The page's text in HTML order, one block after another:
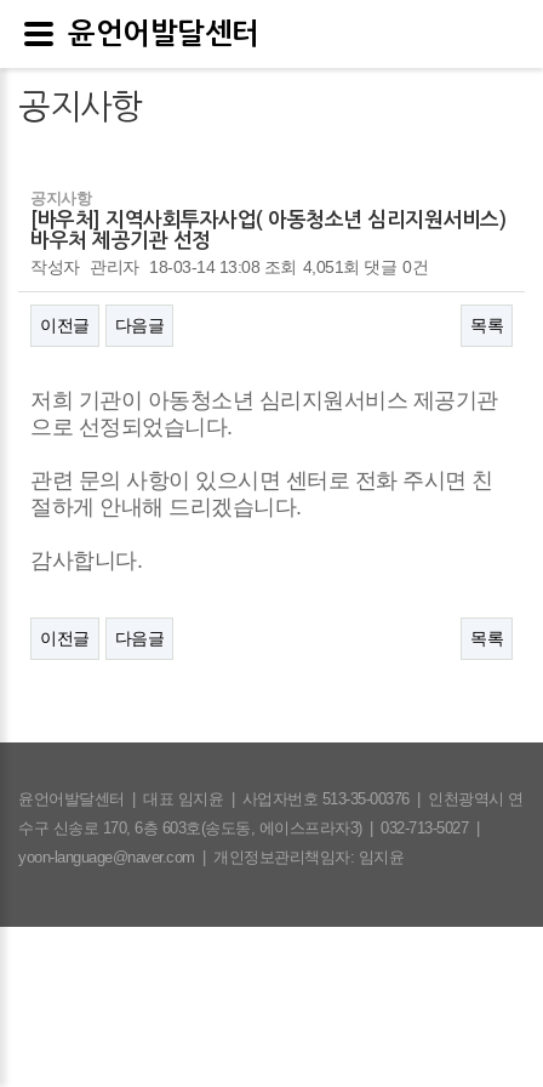
공지사항
공지사항
[바우처] 지역사회투자사업( 아동청소년 심리지원서비스)
바우처 제공기관 선정
작성자 관리자 18-03-14 13:08 조회 4,051회 댓글 0건
이전글 다음글 목록
본문
저희 기관이 아동청소년 심리지원서비스 제공기관
으로 선정되었습니다.
관련 문의 사항이 있으시면 센터로 전화 주시면 친
절하게 안내해 드리겠습니다.
감사합니다.
이전글 다음글 목록
윤언어발달센터 대표 임지윤 사업자번호 513-35-00376
인천광역시 연
수구 신송로 170, 6층 603호(송도동, 에이스프라자3)
032-713-5027
yoon-language@naver.com
개인정보관리책임자: 임지윤
윤언어발달센터